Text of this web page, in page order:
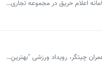
اعلام حریق در مجموعه تجاری…
چیتگر، رویداد ورزشی "بهترینِ…